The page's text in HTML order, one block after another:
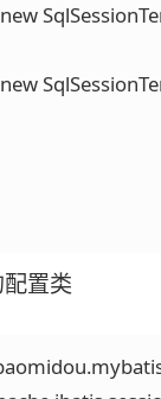
new
new
置类